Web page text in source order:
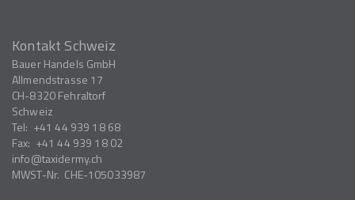
Kontakt Schweiz
Bauer Handels GmbH
Allmendstrasse 17
CH-8320Fehraltorf
Schweiz
Tel: +41 44 939 18 68
Fax: +41 44 939 18 02
info
taxidermy.ch
MWST-Nr. CHE-105033987